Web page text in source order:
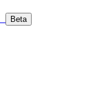
Beta